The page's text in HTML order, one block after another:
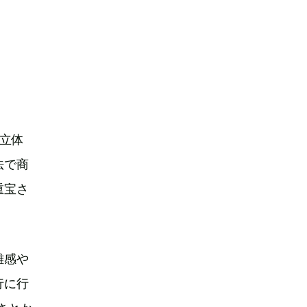
体
で商
さ
感や
に行